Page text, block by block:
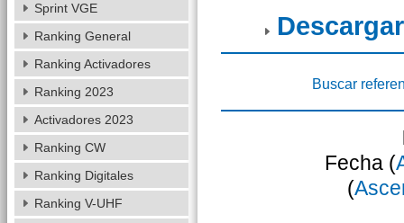
Buscar
Fecha (
(
Sprint VGE
Ranking General
Ranking Activadores
Ranking 2023
Activadores 2023
Ranking CW
Ranking Digitales
Ranking V-UHF